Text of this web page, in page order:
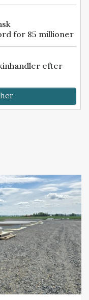
for 85 millioner
efter